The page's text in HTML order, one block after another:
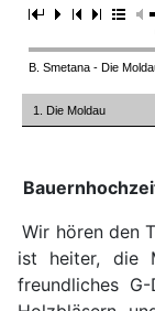
B. Smetana - Die
1. Die Moldau
Wir hören den
ist heiter, die
freundliches